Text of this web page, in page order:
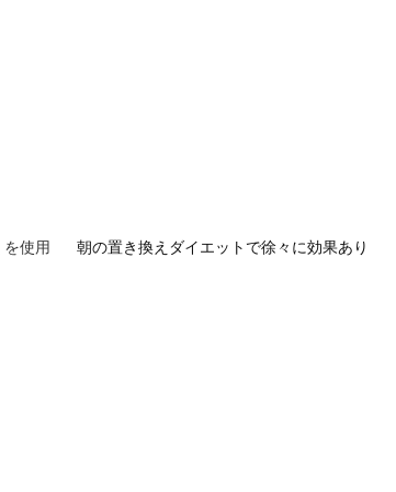
使用 朝の置き換えダイエットで徐々に効果あり